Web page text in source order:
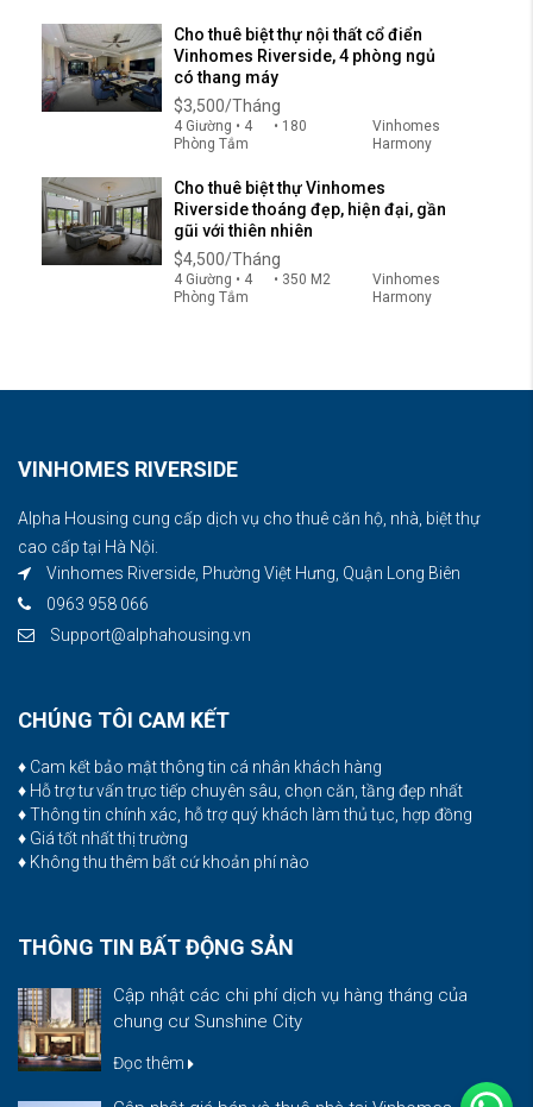
Cho thuê biệt thự nội thất cổ điển
Vinhomes Riverside, 4 phòng ngủ
có thang máy
$3,500/Tháng
4 Giường • 4
Phòng Tắm
• 180
Vinhomes
Harmony
Cho thuê biệt thự Vinhomes
Riverside thoáng đẹp, hiện đại, gần
gũi với thiên nhiên
$4,500/Tháng
4 Giường • 4
Phòng Tắm
• 350 M2
Vinhomes
Harmony
VINHOMES RIVERSIDE
Alpha Housing cung cấp dịch vụ cho thuê căn hộ, nhà, biệt thự
cao cấp tại Hà Nội.
Vinhomes Riverside, Phường Việt Hưng, Quận Long Biên
0963 958 066
Support@alphahousing.vn
CHÚNG TÔI CAM KẾT
♦ Cam kết bảo mật thông tin cá nhân khách hàng
♦ Hỗ trợ tư vấn trực tiếp chuyên sâu, chọn căn, tầng đẹp nhất
♦ Thông tin chính xác, hỗ trợ quý khách làm thủ tục, hợp đồng
♦ Giá tốt nhất thị trường
♦ Không thu thêm bất cứ khoản phí nào
THÔNG TIN BẤT ĐỘNG SẢN
Cập nhật các chi phí dịch vụ hàng tháng của
chung cư Sunshine City
Đọc thêm